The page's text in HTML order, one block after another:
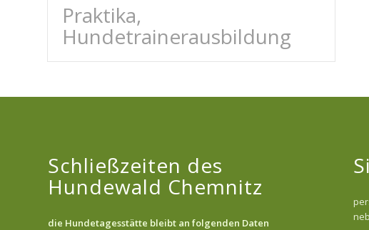
Praktika,
Hundetrainerausbildung
Schließzeiten des
Hundewald Chemnitz
die Hundetagesstätte bleibt an folgenden Daten